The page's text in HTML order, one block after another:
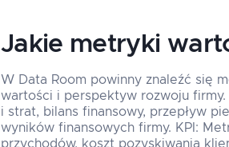
Jakie metryki
W Data Room powinny znaleźć się
wartości i perspektyw rozwoju
i strat, bilans finansowy, przepływ
wyników finansowych firmy. KPI:
przychodów, koszt pozyskiwania